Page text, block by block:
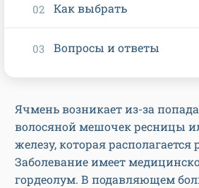
Ячмень возникает из-за
волосяной мешочек ресницы
железу, которая располагается
Заболевание имеет
гордеолум. В подавляющем
Как выбрать
Вопросы и ответы